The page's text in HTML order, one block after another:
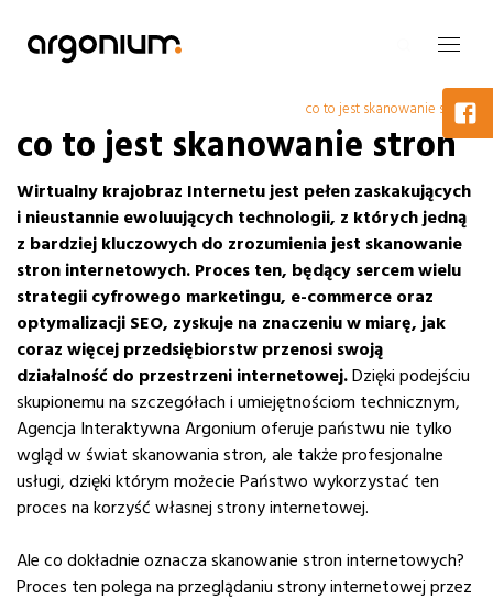
co to jest skanowanie stron
co to jest skanowanie stron
Wirtualny krajobraz Internetu jest pełen zaskakujących
i nieustannie ewoluujących technologii, z których jedną
z bardziej kluczowych do zrozumienia jest skanowanie
stron internetowych. Proces ten, będący sercem wielu
strategii cyfrowego marketingu, e-commerce oraz
optymalizacji SEO, zyskuje na znaczeniu w miarę, jak
coraz więcej przedsiębiorstw przenosi swoją
działalność do przestrzeni internetowej.Dzięki podejściu
skupionemu na szczegółach i umiejętnościom technicznym,
Agencja Interaktywna Argonium oferuje państwu nie tylko
wgląd w świat skanowania stron, ale także profesjonalne
usługi, dzięki którym możecie Państwo wykorzystać ten
proces na korzyść własnej strony internetowej.
Ale co dokładnie oznacza skanowanie stron internetowych?
Proces ten polega na przeglądaniu strony internetowej przez